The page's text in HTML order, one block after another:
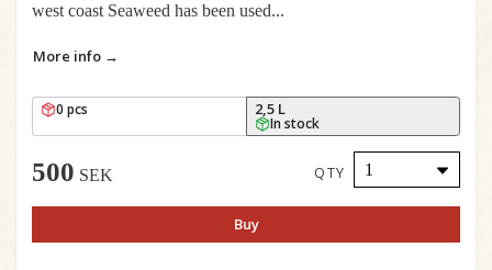
west coast Seaweed has been used...
More info →
0 pcs 2,5 L
In stock
500 SEK QTY
Buy